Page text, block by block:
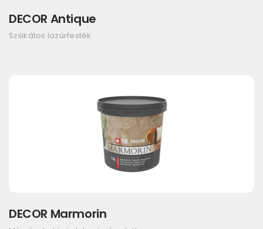
DECOR Antique
Szilikátos lazúrfesték
DECOR Marmorin